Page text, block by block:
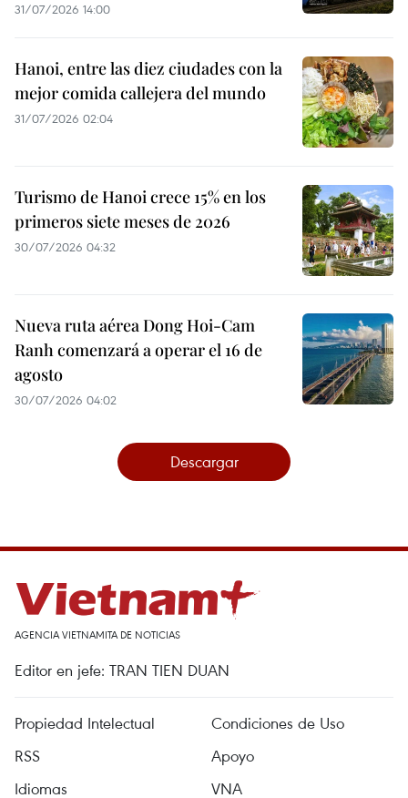
31/07/2026 14:00
Hanoi, entre las diez ciudades con la
mejor comida callejera del mundo
31/07/2026 02:04
Turismo de Hanoi crece 15% en los
primeros siete meses de 2026
30/07/2026 04:32
Nueva ruta aérea Dong Hoi-Cam
Ranh comenzará a operar el 16 de
agosto
30/07/2026 04:02
Descargar
AGENCIA VIETNAMITA DE NOTICIAS
Editor en jefe: TRAN TIEN DUAN
Propiedad Intelectual
Condiciones de Uso
RSS
Apoyo
Idiomas
VNA